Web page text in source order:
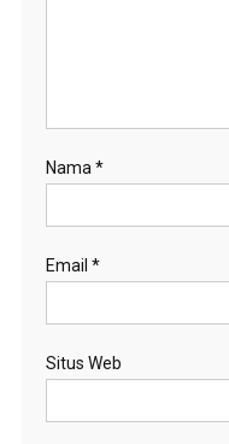
Nama *
Email *
Situs Web